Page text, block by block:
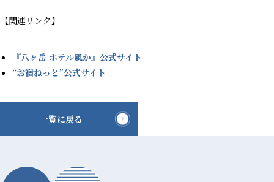
【関連リンク】
『八ヶ岳 ホテル風か』公式サイト
“お宿ねっと”公式サイト
一覧に戻る